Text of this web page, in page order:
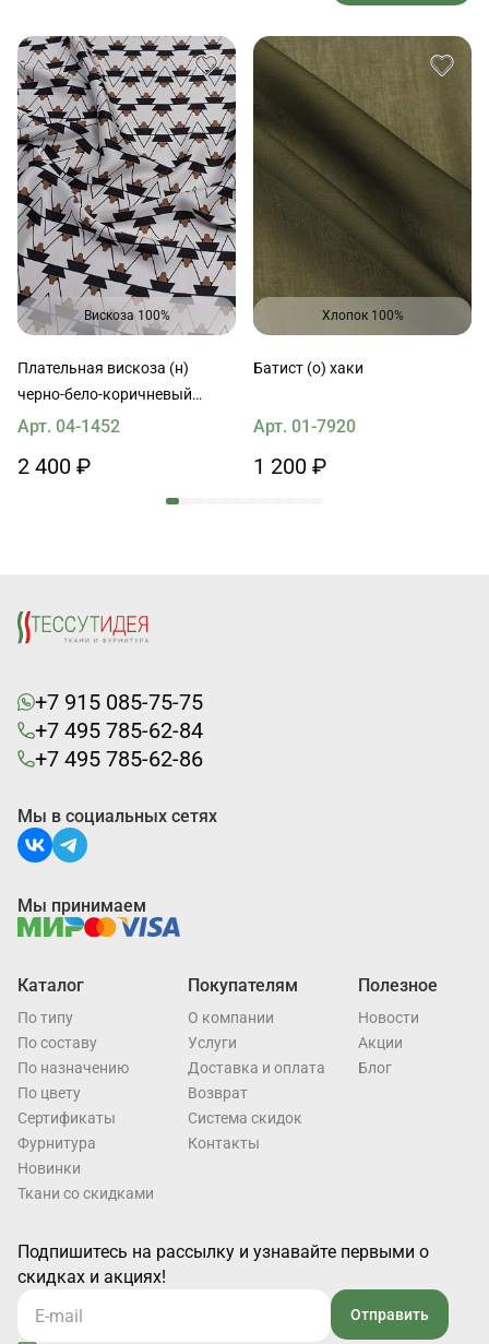
Вискоза 100%
Плательная вискоза (н)
черно-бело-коричневый
геометрический рисунок
Арт. 04-1452
2 400 ₽
Хлопок 100%
Батист (о) хаки
Арт. 01-7920
1 200 ₽
+7 915 085-75-75
+7 495 785-62-84
+7 495 785-62-86
Каталог
По типу
По составу
По назначению
По цвету
Cертификаты
Фурнитура
Новинки
Ткани со скидками
Покупателям
О компании
Услуги
Доставка и оплата
Возврат
Система скидок
Контакты
Полезное
Новости
Акции
Блог
Подпишитесь на рассылку и узнавайте первыми о
скидках и акциях!
Отправить
Мы в социальных сетях
Мы принимаем